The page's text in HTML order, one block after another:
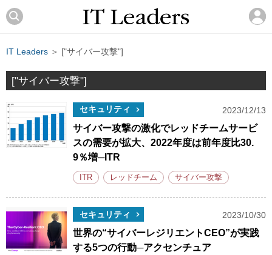
IT Leaders ＞ ["サイバー攻撃"]
["サイバー攻撃"]
セキュリティ 2023/12/13
サイバー攻撃の激化でレッドチームサービ
スの需要が拡大、2022年度は前年度比30.
9％増─ITR
ITR レッドチーム サイバー攻撃
セキュリティ 2023/10/30
世界の“サイバーレジリエントCEO”が実践
する5つの行動─アクセンチュア